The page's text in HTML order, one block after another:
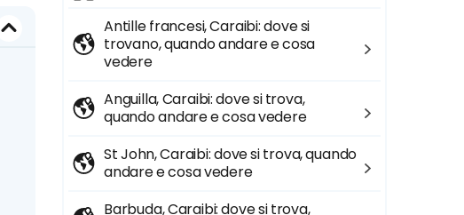
Antille francesi, Caraibi: dove si
trovano, quando andare e cosa
vedere
Anguilla, Caraibi: dove si trova,
quando andare e cosa vedere
St John, Caraibi: dove si trova, quando
andare e cosa vedere
Barbuda, Caraibi: dove si trova,